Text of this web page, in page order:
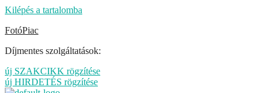
Kilépés a tartalomba
FotóPiac
Díjmentes szolgáltatások:
új SZAKCIKK rögzítése
új HIRDETÉS rögzítése